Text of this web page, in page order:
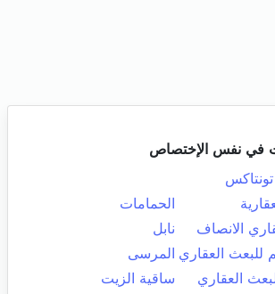
في نفس الإختصاص
تونتاكس
الحمامات
الانصاف
نابل
للبعث العقاري المرسى
العقاري
ساقية الزيت